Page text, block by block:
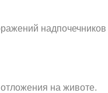
на животе.